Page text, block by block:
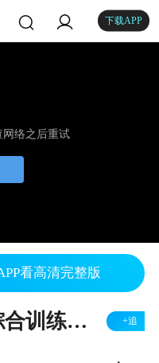
下载APP
络之后重试
看高清完整版
JX-SM3300史密斯综合训练器训练指导教程 +追